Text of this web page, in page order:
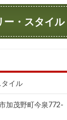
ー・スタイル
イル
加茂野町今泉772-